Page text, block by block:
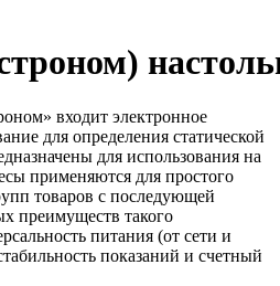
входит электронное
для определения статической
для использования на
применяются для простого
товаров с последующей
преимуществ такого
питания (от сети и
показаний и счетный